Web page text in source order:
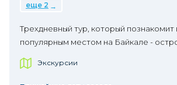
еще 2
Трехдневный тур, который
популярным местом на Байкале -
Экскурсии